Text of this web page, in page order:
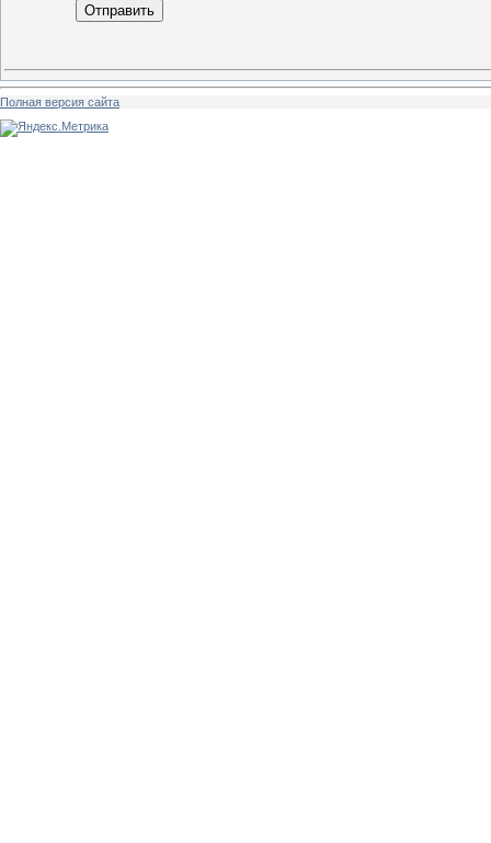
Отправить
Полная версия сайта